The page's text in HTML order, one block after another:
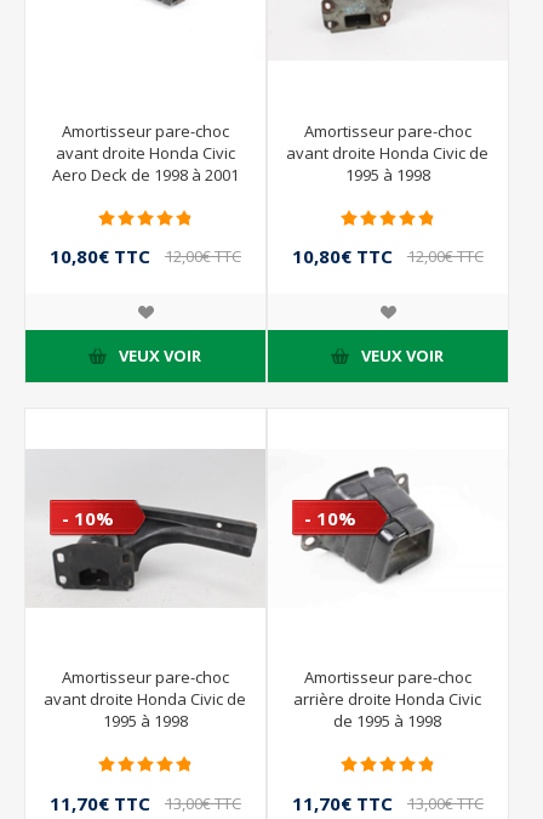
Amortisseur pare-choc
avant droite Honda Civic
Aero Deck de 1998 à 2001
10,80€ TTC 12,00€ TTC
VEUX VOIR
Amortisseur pare-choc
avant droite Honda Civic de
1995 à 1998
10,80€ TTC 12,00€ TTC
VEUX VOIR
- 10%
Amortisseur pare-choc
avant droite Honda Civic de
1995 à 1998
11,70€ TTC 13,00€ TTC
- 10%
Amortisseur pare-choc
arrière droite Honda Civic
de 1995 à 1998
11,70€ TTC 13,00€ TTC